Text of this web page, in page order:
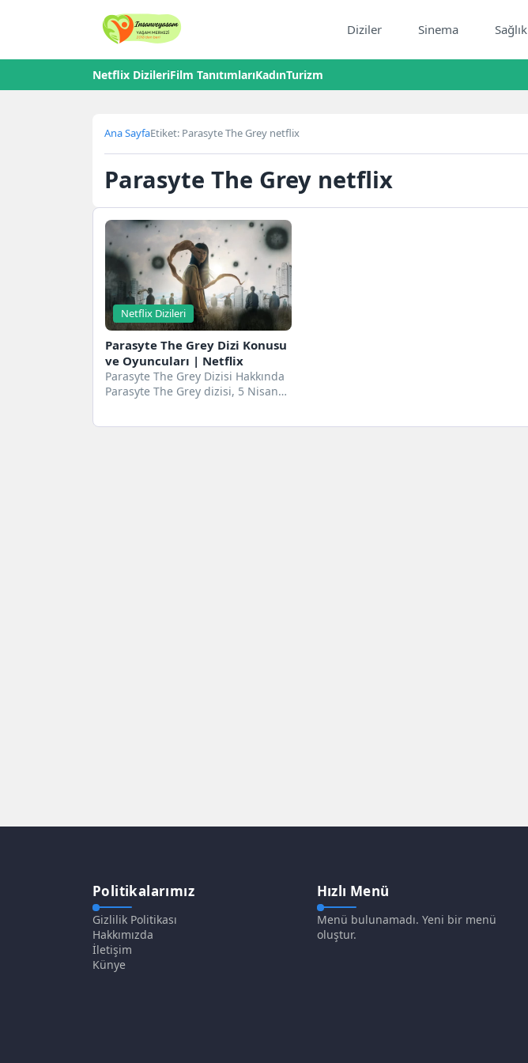
Diziler Sinema Sağlık
Netflix DizileriFilm TanıtımlarıKadınTurizm
Ana SayfaEtiket: Parasyte The Grey netflix
Parasyte The Grey netflix
Netflix Dizileri
Parasyte The Grey Dizi Konusu
ve Oyuncuları | Netflix
Parasyte The Grey Dizisi Hakkında
Parasyte The Grey dizisi, 5 Nisan
Politikalarımız
Gizlilik Politikası
Hakkımızda
İletişim
Künye
Hızlı Menü
Menü bulunamadı. Yeni bir menü
oluştur.